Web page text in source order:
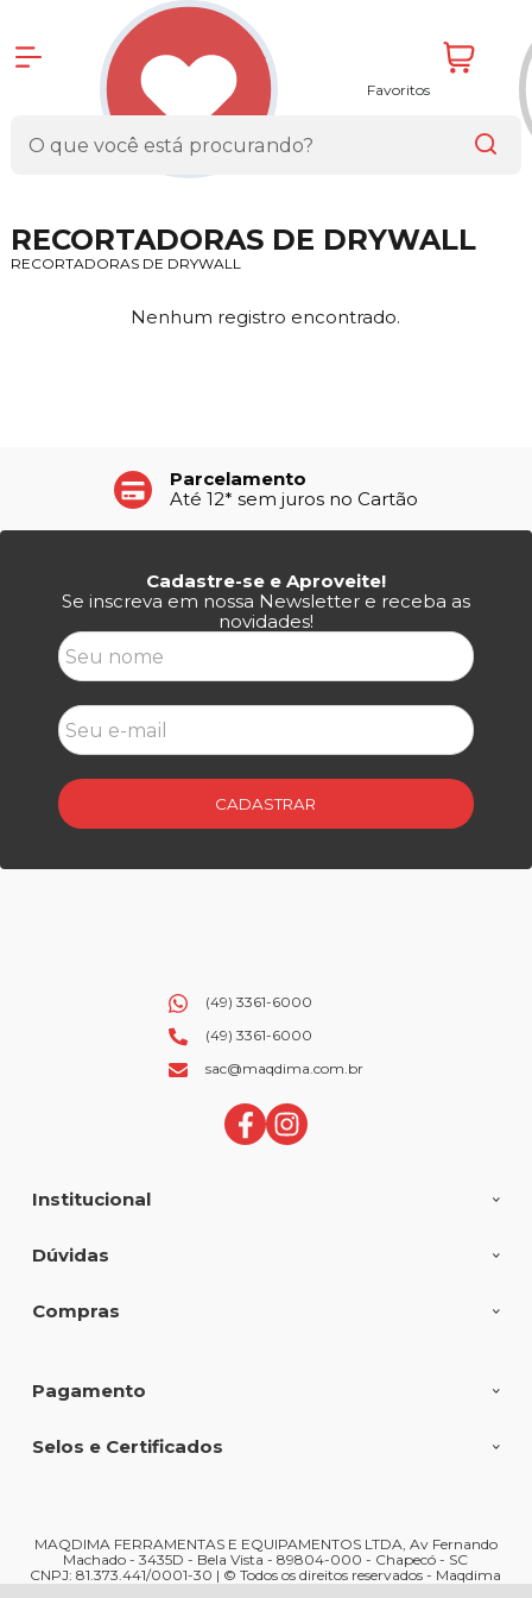
Favoritos
RECORTADORAS DE DRYWALL
RECORTADORAS DE DRYWALL
Nenhum registro encontrado.
Parcelamento
Até 12* sem juros no Cartão
Cadastre-se e Aproveite!
Se inscreva em nossa Newsletter e receba as
novidades!
CADASTRAR
Institucional
Dúvidas
Compras
(49) 3361-6000
(49) 3361-6000
sac@maqdima.com.br
Pagamento
Selos e Certificados
MAQDIMA FERRAMENTAS E EQUIPAMENTOS LTDA, Av Fernando
Machado - 3435D - Bela Vista - 89804-000 - Chapecó - SC
CNPJ: 81.373.441/0001-30 | © Todos os direitos reservados - Maqdima